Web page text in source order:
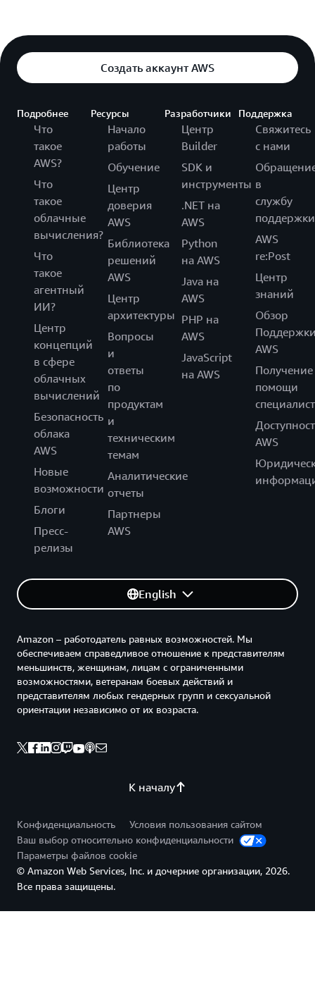
Создать аккаунт AWS
Подробнее
Что
такое
AWS?
Что
такое
облачные
вычисления?
Что
такое
агентный
ИИ?
Центр
концепций
в сфере
облачных
вычислений
Безопасность
облака
AWS
Новые
возможности
Блоги
Пресс-
релизы
Ресурсы
Начало
работы
Обучение
Центр
доверия
AWS
Библиотека
решений
AWS
Центр
архитектуры
Вопросы
и
ответы
по
продуктам
и
техническим
темам
Аналитические
отчеты
Партнеры
AWS
Разработчики
Центр
Builder
SDK и
инструменты
.NET на
AWS
Python
на AWS
Java на
AWS
PHP на
AWS
JavaScript
на AWS
Поддержка
Свяжитесь
с нами
в
службу
поддержки
AWS
re:Post
Центр
знаний
Обзор
AWS
Получение
помощи
AWS
English
К началу
Amazon – работодатель равных возможностей. Мы
обеспечиваем справедливое отношение к представителям
меньшинств, женщинам, лицам с ограниченными
возможностями, ветеранам боевых действий и
представителям любых гендерных групп и сексуальной
ориентации независимо от их возраста.
Конфиденциальность
Условия пользования сайтом
Ваш выбор относительно конфиденциальности
Параметры файлов cookie
© Amazon Web Services, Inc. и дочерние организации, 2026.
Все права защищены.